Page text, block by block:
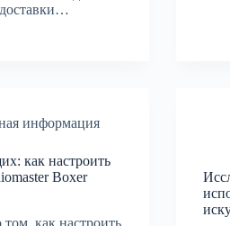
информация
как настроить
Boxer
как настроить